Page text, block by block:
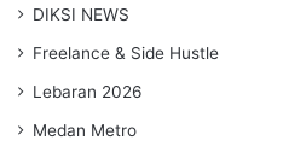
DIKSI NEWS
Freelance & Side Hustle
Lebaran 2026
Medan Metro